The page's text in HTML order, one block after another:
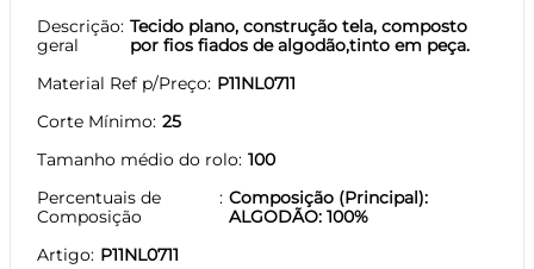
Descrição
geral
Tecido plano, construção tela, composto
por fios fiados de algodão,tinto em peça.
Material Ref p/Preço P11NL0711
Corte Mínimo 25
Tamanho médio do rolo 100
Percentuais de
Composição
Composição (Principal):
ALGODÃO: 100%
Artigo P11NL0711